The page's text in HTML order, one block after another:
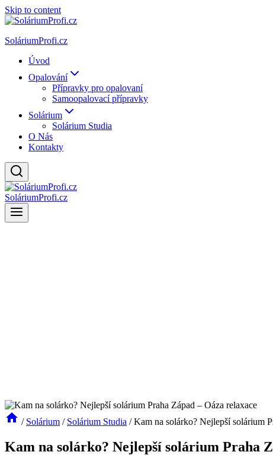
Skip to content
SoláriumProfi.cz
Úvod
Opalování
Přípravky pro opalovaní
Samoopalovací přípravky
Solárium
Solárium Studia
O Nás
Kontakty
SoláriumProfi.cz
/ Solárium / Solárium Studia / Kam na solárko? Nejlepší solárium
Kam na solárko? Nejlepší solárium Praha